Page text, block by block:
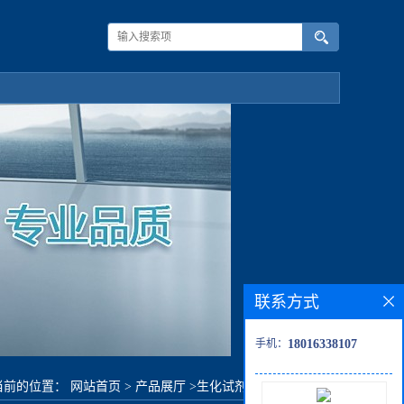
前的位置： 网站首页 > 产品展厅 >生化试剂 (乙基硫)醋酸
联系方式
手机： 18016338107